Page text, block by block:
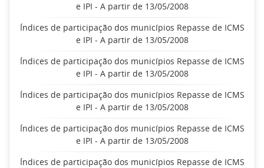
e IPI - A partir de 13/05/2008
Índices de participação dos municípios Repasse de ICMS
e IPI - A partir de 13/05/2008
Índices de participação dos municípios Repasse de ICMS
e IPI - A partir de 13/05/2008
Índices de participação dos municípios Repasse de ICMS
e IPI - A partir de 13/05/2008
Índices de participação dos municípios Repasse de ICMS
e IPI - A partir de 13/05/2008
Índices de participação dos municípios Repasse de ICMS